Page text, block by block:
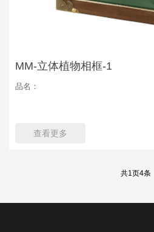
MM-立体植物相框-1
品名：
查看更多
共1页4条